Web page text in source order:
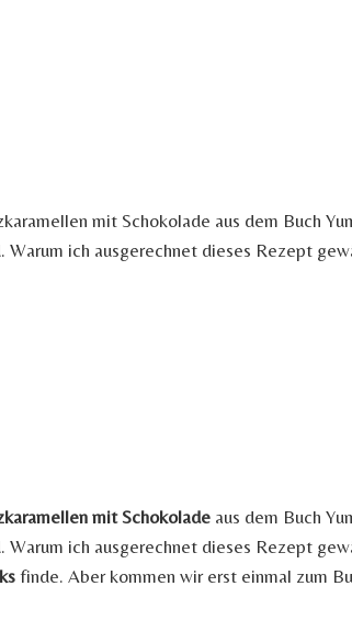
mit Schokolade aus dem Buch
ich ausgerechnet dieses Rezept
mit Schokolade aus dem Buch
ich ausgerechnet dieses Rezept
finde. Aber kommen wir erst einmal zum